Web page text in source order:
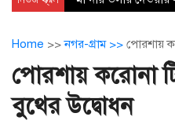
Home >>নগর-গ্রাম >> পোরশায়
পোরশায় করোনা
বুথের উদ্বোধন